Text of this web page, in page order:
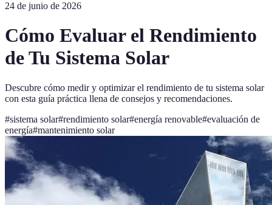
24 de junio de 2026
Cómo Evaluar el Rendimiento
de Tu Sistema Solar
Descubre cómo medir y optimizar el rendimiento de tu sistema solar
con esta guía práctica llena de consejos y recomendaciones.
#sistema solar#rendimiento solar#energía renovable#evaluación de
energía#mantenimiento solar